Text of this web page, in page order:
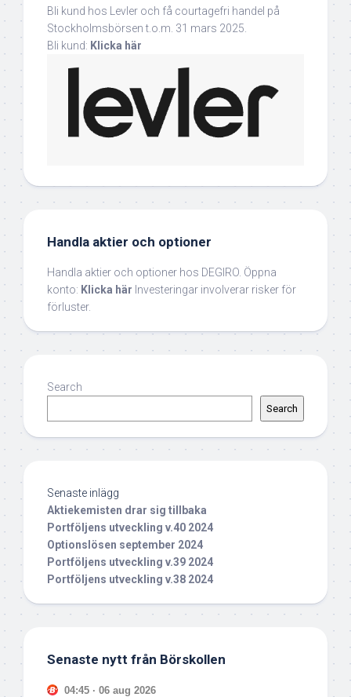
Bli kund hos Levler och få courtagefri handel på
Stockholmsbörsen t.o.m. 31 mars 2025.
Bli kund: Klicka här
Handla aktier och optioner
Handla aktier och optioner hos DEGIRO. Öppna
konto: Klicka här Investeringar involverar risker för
förluster.
Search
Search
Senaste inlägg
Aktiekemisten drar sig tillbaka
Portföljens utveckling v.40 2024
Optionslösen september 2024
Portföljens utveckling v.39 2024
Portföljens utveckling v.38 2024
Senaste nytt från Börskollen
04:45 · 06 aug 2026